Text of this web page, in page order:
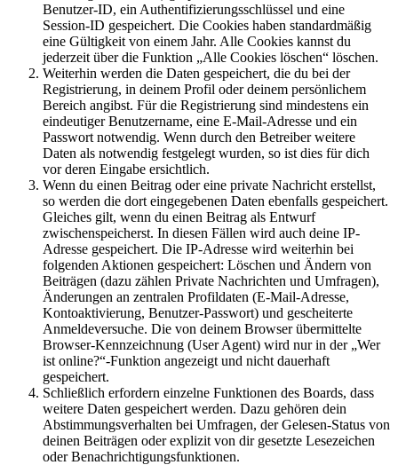
Benutzer-ID, ein Authentifizierungsschlüssel und eine
Session-ID gespeichert. Die Cookies haben standardmäßig
eine Gültigkeit von einem Jahr. Alle Cookies kannst du
jederzeit über die Funktion „Alle Cookies löschen“ löschen.
Weiterhin werden die Daten gespeichert, die du bei der
Registrierung, in deinem Profil oder deinem persönlichem
Bereich angibst. Für die Registrierung sind mindestens ein
eindeutiger Benutzername, eine E-Mail-Adresse und ein
Passwort notwendig. Wenn durch den Betreiber weitere
Daten als notwendig festgelegt wurden, so ist dies für dich
vor deren Eingabe ersichtlich.
Wenn du einen Beitrag oder eine private Nachricht erstellst,
so werden die dort eingegebenen Daten ebenfalls gespeichert.
Gleiches gilt, wenn du einen Beitrag als Entwurf
zwischenspeicherst. In diesen Fällen wird auch deine IP-
Adresse gespeichert. Die IP-Adresse wird weiterhin bei
folgenden Aktionen gespeichert: Löschen und Ändern von
Beiträgen (dazu zählen Private Nachrichten und Umfragen),
Änderungen an zentralen Profildaten (E-Mail-Adresse,
Kontoaktivierung, Benutzer-Passwort) und gescheiterte
Anmeldeversuche. Die von deinem Browser übermittelte
Browser-Kennzeichnung (User Agent) wird nur in der „Wer
ist online?“-Funktion angezeigt und nicht dauerhaft
gespeichert.
Schließlich erfordern einzelne Funktionen des Boards, dass
weitere Daten gespeichert werden. Dazu gehören dein
Abstimmungsverhalten bei Umfragen, der Gelesen-Status von
deinen Beiträgen oder explizit von dir gesetzte Lesezeichen
oder Benachrichtigungsfunktionen.